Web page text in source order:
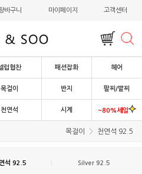
바구니 마이페이지 고객센터
럽협찬 패션잡화 헤어
목걸이 반지 팔찌/발찌
천연석 시계 ~80%세일
목걸이 천연석 92.5
석 92.5 Silver 92.5